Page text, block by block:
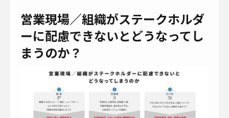
営業現場／組織がステークホルダ
ーに配慮できないとどうなってし
まうのか？